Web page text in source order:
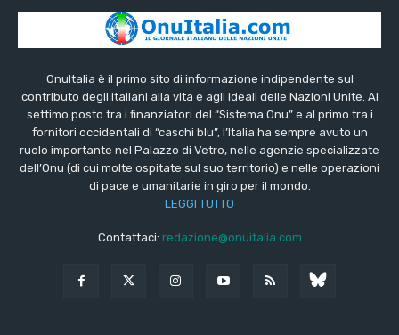
OnuItalia è il primo sito di informazione indipendente sul
contributo degli italiani alla vita e agli ideali delle Nazioni Unite. Al
settimo posto tra i finanziatori del “Sistema Onu” e al primo tra i
fornitori occidentali di “caschi blu”, l’Italia ha sempre avuto un
ruolo importante nel Palazzo di Vetro, nelle agenzie specializzate
dell’Onu (di cui molte ospitate sul suo territorio) e nelle operazioni
di pace e umanitarie in giro per il mondo.
LEGGI TUTTO
Contattaci: redazione@onuitalia.com